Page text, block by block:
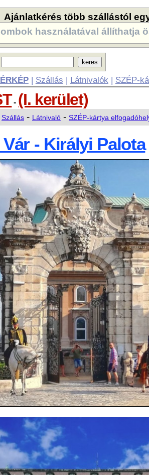
Ajánlatkérés több szállástól
használatával állíthatja
| Szállás | Látnivalók | SZÉP-
- (I. kerület)
Szállás - Látnivaló - SZÉP-kártya
- Királyi Palota